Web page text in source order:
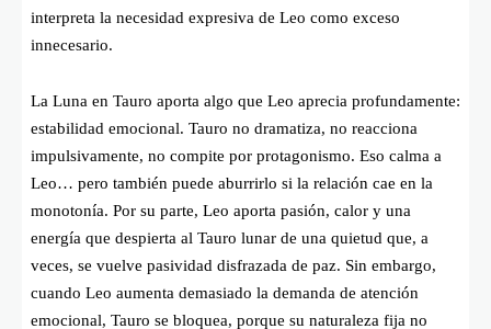
interpreta la necesidad expresiva de Leo como exceso
innecesario.
La Luna en Tauro aporta algo que Leo aprecia profundamente:
estabilidad emocional. Tauro no dramatiza, no reacciona
impulsivamente, no compite por protagonismo. Eso calma a
Leo… pero también puede aburrirlo si la relación cae en la
monotonía. Por su parte, Leo aporta pasión, calor y una
energía que despierta al Tauro lunar de una quietud que, a
veces, se vuelve pasividad disfrazada de paz. Sin embargo,
cuando Leo aumenta demasiado la demanda de atención
emocional, Tauro se bloquea, porque su naturaleza fija no